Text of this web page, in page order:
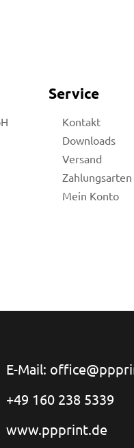
Service
Kontakt
Downloads
Versand
Zahlungsarten
Mein Konto
E-Mail:
+49 160 238 5339
www.ppprint.de